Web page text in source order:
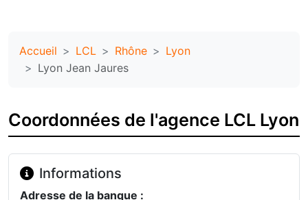
Accueil LCL Rhône
Lyon
Lyon Jean Jaures
Coordonnées de l'agence LCL Lyon
Informations
Adresse de la banque :